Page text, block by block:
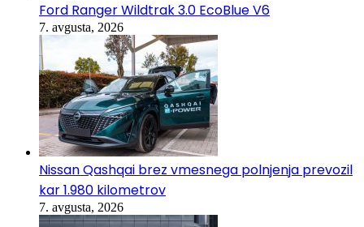
Ford Ranger Wildtrak 3.0 EcoBlue V6
7. avgusta, 2026
Nissan Qashqai brez vmesnega polnjenja prevozil
kar 1.980 kilometrov
7. avgusta, 2026